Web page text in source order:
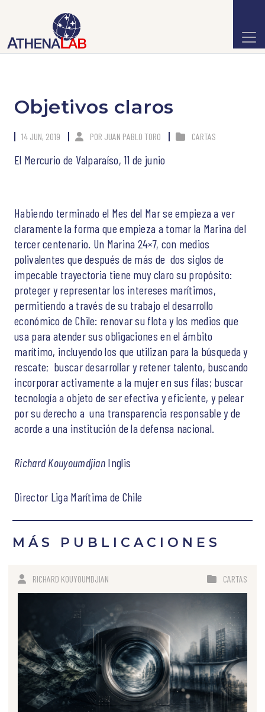
Objetivos claros
14 JUN, 2019 POR JUAN PABLO TORO CARTAS
El Mercurio de Valparaíso, 11 de junio
Habiendo terminado el Mes del Mar se empieza a ver
claramente la forma que empieza a tomar la Marina del
tercer centenario. Un Marina 24×7, con medios
polivalentes que después de más de dos siglos de
impecable trayectoria tiene muy claro su propósito:
proteger y representar los intereses marítimos,
permitiendo a través de su trabajo el desarrollo
económico de Chile: renovar su flota y los medios que
usa para atender sus obligaciones en el ámbito
marítimo, incluyendo los que utilizan para la búsqueda y
rescate; buscar desarrollar y retener talento, buscando
incorporar activamente a la mujer en sus filas; buscar
tecnología a objeto de ser efectiva y eficiente, y pelear
por su derecho a una transparencia responsable y de
acorde a una institución de la defensa nacional.
Richard Kouyoumdjian Inglis
Director Liga Marítima de Chile
MÁS PUBLICACIONES
RICHARD KOUYOUMDJIAN CARTAS